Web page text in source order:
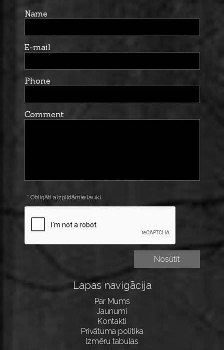
Name
E-mail
Phone
Comment
* Obligāti aizpildāmie lauki
Lapas navigācija
Par Mums
Jaunumi
Kontakti
Privātuma politika
Izmēru tabulas